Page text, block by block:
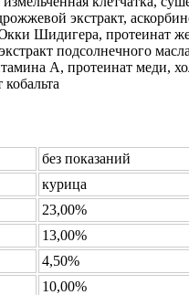
экстракт,
Шидигера, протеинат
подсолнечного
A, протеинат меди,
без показаний
курица
23,00%
13,00%
4,50%
10,00%